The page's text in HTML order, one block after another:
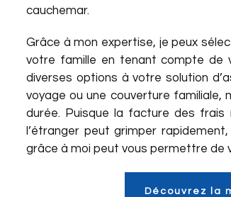
cauchemar.
Grâce à mon expertise, je peux
votre famille en tenant compte de
diverses options à votre solution
voyage ou une couverture familiale,
durée. Puisque la facture des frais
l’étranger peut grimper
grâce à moi peut vous permettre de
Découvrez la